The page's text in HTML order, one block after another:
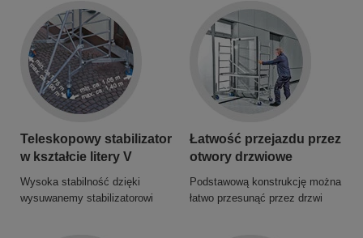
Teleskopowy stabilizator
w kształcie litery V
Wysoka stabilność dzięki
wysuwanemy stabilizatorowi
Łatwość przejazdu przez
otwory drzwiowe
Podstawową konstrukcję można
łatwo przesunąć przez drzwi